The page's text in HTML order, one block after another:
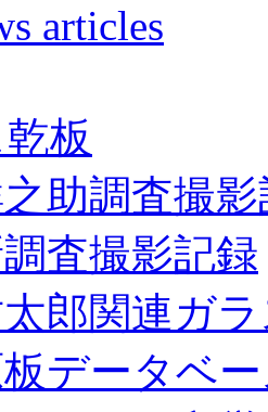
articles
板
助調査撮
査撮影記録
郎関連ガ
データベ